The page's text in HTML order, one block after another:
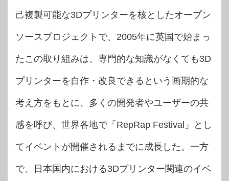
己複製可能な3Dプリンターを核としたオープン
ソースプロジェクトで、2005年に英国で始まっ
たこの取り組みは、専門的な知識がなくても3D
プリンターを自作・改良できるという画期的な
考え方をもとに、多くの開発者やユーザーの共
感を呼び、世界各地で「RepRap Festival」とし
てイベントが開催されるまでに成長した。一方
で、日本国内における3Dプリンター関連のイベ